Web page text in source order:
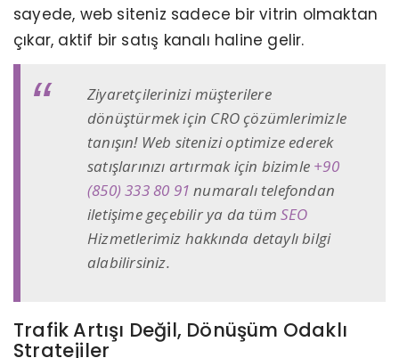
sayede, web siteniz sadece bir vitrin olmaktan
çıkar, aktif bir satış kanalı haline gelir.
Ziyaretçilerinizi müşterilere
dönüştürmek için CRO çözümlerimizle
tanışın! Web sitenizi optimize ederek
satışlarınızı artırmak için bizimle +90
(850) 333 80 91 numaralı telefondan
iletişime geçebilir ya da tüm SEO
Hizmetlerimiz hakkında detaylı bilgi
alabilirsiniz.
Trafik Artışı Değil, Dönüşüm Odaklı
Stratejiler